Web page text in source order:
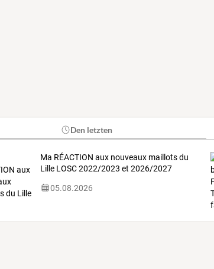
Den letzten
Ma RÉACTION aux nouveaux maillots du
Lille LOSC 2022/2023 et 2026/2027
05.08.2026